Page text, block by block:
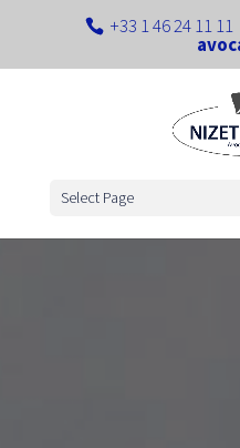
+33 1 46 24 11 11
Select Page